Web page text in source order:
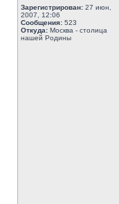
Зарегистрирован: 27 июн,
2007, 12:06
Сообщения: 523
Откуда: Москва - столица
нашей Родины